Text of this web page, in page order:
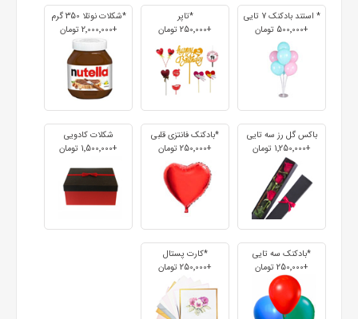
* استند بادکنک 7 تایی
+500٬000 تومان
*تاپر
+250٬000 تومان
*شکلات نوتلا 350 گرم
+2٬000٬000 تومان
باکس گل رز سه تایی
+1٬250٬000 تومان
*بادکنک فانتزی قلبی
+250٬000 تومان
شکلات کادویی
+1٬500٬000 تومان
*بادکنک سه تایی
+250٬000 تومان
*کارت پستال
+250٬000 تومان